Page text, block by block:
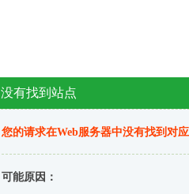
没有找到站点
您的请求在Web服务器中没有找到对
可能原因：